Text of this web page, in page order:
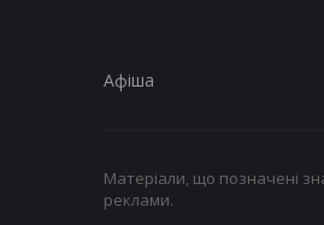
Афіша
Матеріали, що позначені
реклами.